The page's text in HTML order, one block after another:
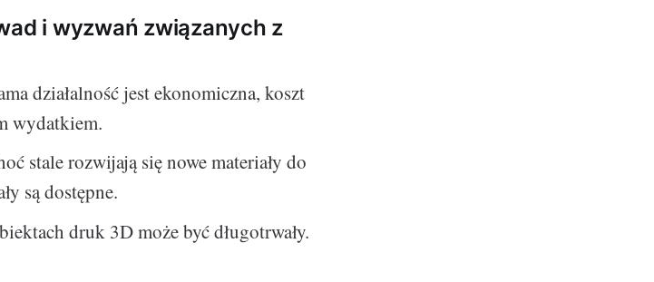
i wyzwań związanych z
działalność jest ekonomiczna, koszt
wydatkiem.
stale rozwijają się nowe materiały do
są dostępne.
druk 3D może być długotrwały.